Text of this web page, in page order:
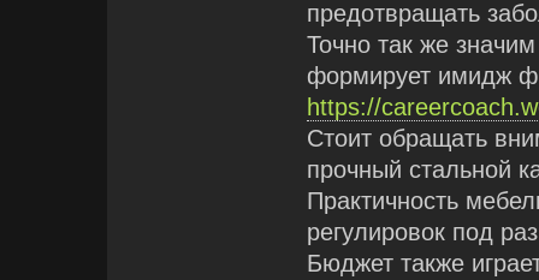
предотвращать
Точно так же
формирует имидж
https://
Стоит обращать
прочный стальной
Практичность
регулировок под
Бюджет также